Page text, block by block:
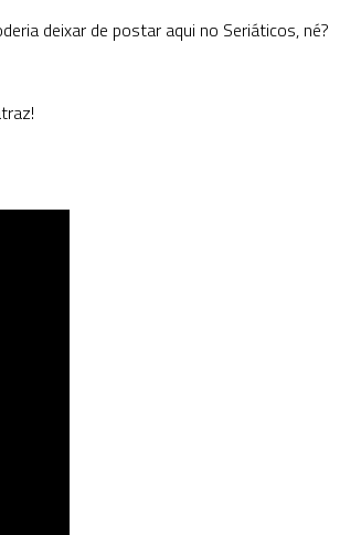
deixar de postar aqui no Seriáticos, né?